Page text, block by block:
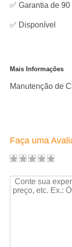
✅ Garantia de
✅ Disponível
Mais Informações
Manutenção de
Faça uma